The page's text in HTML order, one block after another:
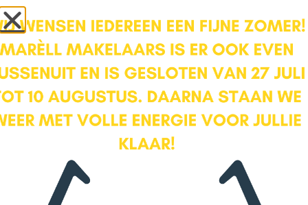
De hoeveelheid ruimte en de goede ligging maken dit een zeer
aantrekkelijk appartement op een aangename locatie. De
servicekosten bedragen € 213,- per maand voor appartement en
parkeerplaats.
Wat maakt Noorderlicht 17 Je nieuwe thuis?:
– Ruime woon- eetkamer met open keuken
– Twee ruime slaapkamers
– Moderne badkamer en separaat toilet
– Veel lichtinval door de grote ramen in woonkamer
– Energielabel A+